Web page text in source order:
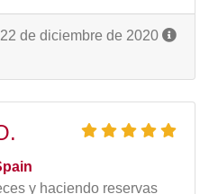
de diciembre de 2020
y haciendo reservas